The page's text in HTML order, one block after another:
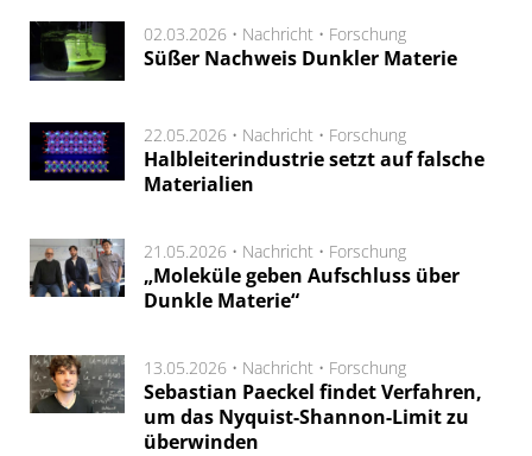
02.03.2026 • Nachricht • Forschung
Süßer Nachweis Dunkler Materie
22.05.2026 • Nachricht • Forschung
Halbleiterindustrie setzt auf falsche
Materialien
21.05.2026 • Nachricht • Forschung
„Moleküle geben Aufschluss über
Dunkle Materie“
13.05.2026 • Nachricht • Forschung
Sebastian Paeckel findet Verfahren,
um das Nyquist-Shannon-Limit zu
überwinden